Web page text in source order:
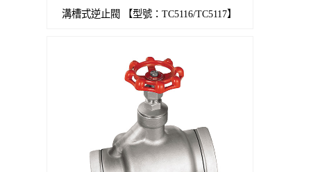
溝槽式逆止閥 【型號：TC5116/TC5117】